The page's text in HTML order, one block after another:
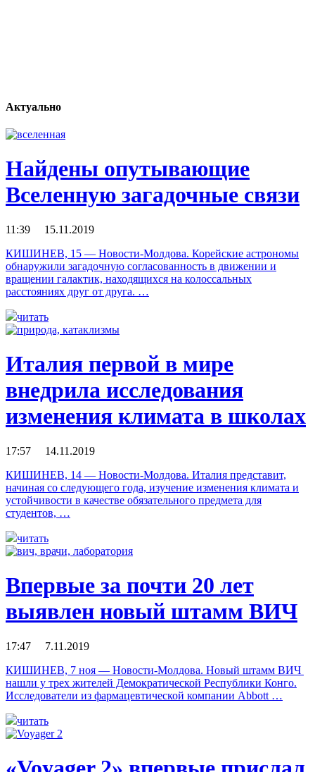
Актуально
Найдены опутывающие
Вселенную загадочные связи
11:39 15.11.2019
КИШИНЕВ, 15 — Новости-Молдова. Корейские астрономы
обнаружили загадочную согласованность в движении и
вращении галактик, находящихся на колоссальных
расстояниях друг от друга. …
читать
Италия первой в мире
внедрила исследования
изменения климата в школах
17:57 14.11.2019
КИШИНЕВ, 14 — Новости-Молдова. Италия представит,
начиная со следующего года, изучение изменения климата и
устойчивости в качестве обязательного предмета для
студентов, …
читать
Впервые за почти 20 лет
выявлен новый штамм ВИЧ
17:47 7.11.2019
КИШИНЕВ, 7 ноя — Новости-Молдова. Новый штамм ВИЧ
нашли у трех жителей Демократической Республики Конго.
Исследователи из фармацевтической компании Abbott …
читать